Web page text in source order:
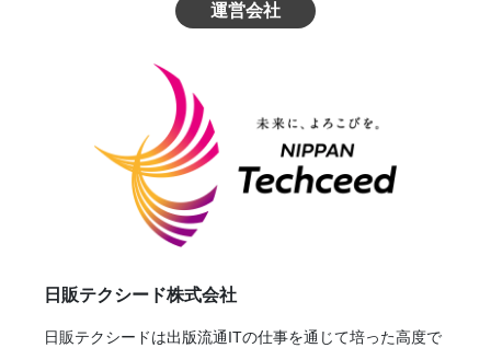
運営会社
日販テクシード株式会社
日販テクシードは出版流通ITの仕事を通じて培った高度で